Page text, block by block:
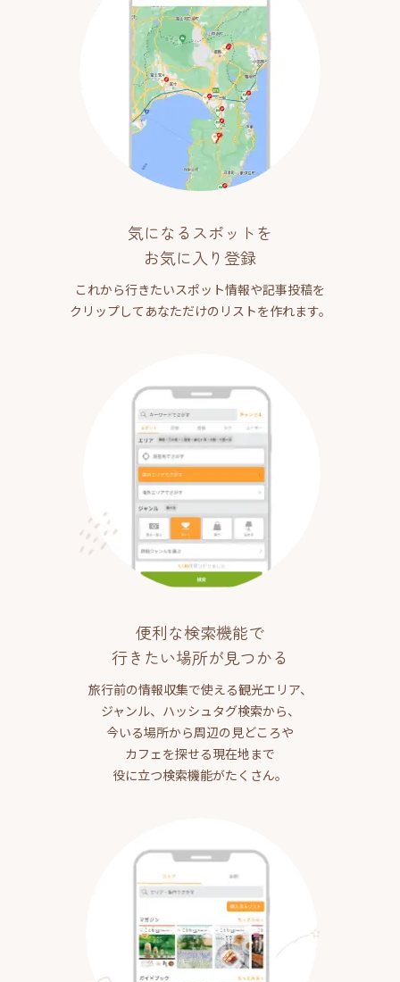
気になるスポットを
お気に入り登録
これから行きたいスポット情報や記事投稿を
クリップしてあなただけのリストを作れます。
便利な検索機能で
行きたい場所が見つかる
旅行前の情報収集で使える観光エリア、
ジャンル、ハッシュタグ検索から、
今いる場所から周辺の見どころや
カフェを探せる現在地まで
役に立つ検索機能がたくさん。